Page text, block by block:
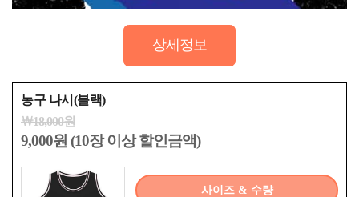
상세정보
농구 나시(블랙)
￦18,000원
9,000원 (10장 이상 할인금액)
사이즈 & 수량